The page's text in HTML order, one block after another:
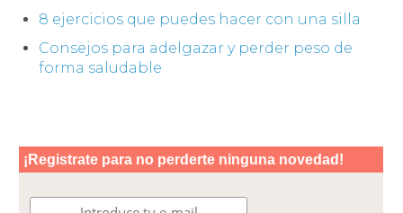
8 ejercicios que puedes hacer con una silla
Consejos para adelgazar y perder peso de
forma saludable